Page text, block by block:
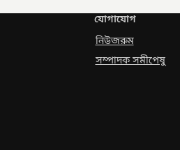
যোগাযোগ
নিউজরুম
সম্পাদক সমীপেষু